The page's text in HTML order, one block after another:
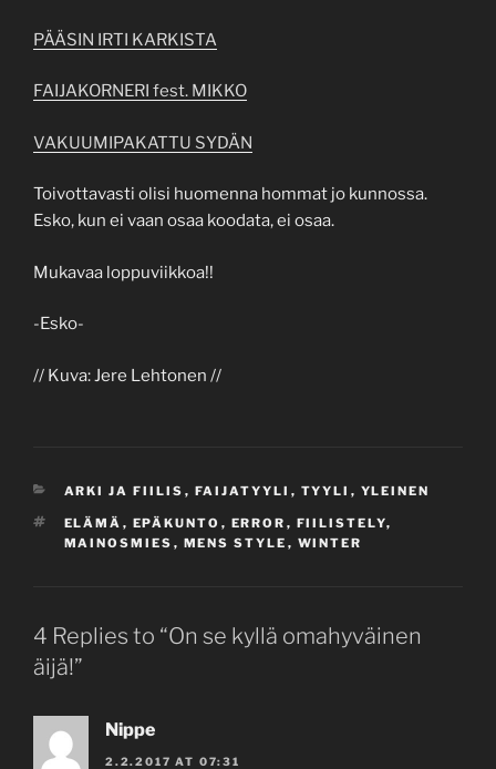
PÄÄSIN IRTI KARKISTA
FAIJAKORNERI fest. MIKKO
VAKUUMIPAKATTU SYDÄN
Toivottavasti olisi huomenna hommat jo kunnossa.
Esko, kun ei vaan osaa koodata, ei osaa.
Mukavaa loppuviikkoa!!
-Esko-
// Kuva: Jere Lehtonen //
CATEGORIES
ARKI JA FIILIS , FAIJATYYLI , TYYLI , YLEINEN
TAGS
ELÄMÄ , EPÄKUNTO , ERROR , FIILISTELY,
MAINOSMIES , MENS STYLE , WINTER
4 Replies to “On se kyllä omahyväinen
äijä!”
Nippe
2.2.2017 AT 07:31